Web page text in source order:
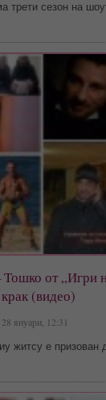
трети сезон на
от „Игри
(видео)
януари, 12:31
житсу е призован